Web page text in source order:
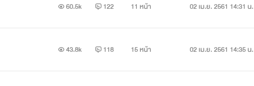
60.5k 122 11 หน้า 02 เม.ย. 2561 14:31 น.
43.8k 118 15 หน้า 02 เม.ย. 2561 14:35 น.